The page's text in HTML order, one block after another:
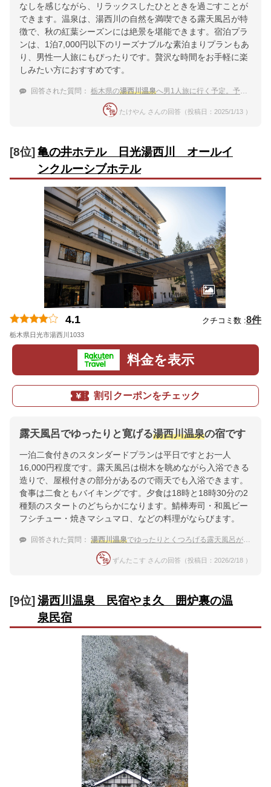
なしを感じながら、リラックスしたひとときを過ごすことが
できます。温泉は、湯西川の自然を満喫できる露天風呂が特
徴で、秋の紅葉シーズンには絶景を堪能できます。宿泊プラ
ンは、1泊7,000円以下のリーズナブルな素泊まりプランもあ
り、男性一人旅にもぴったりです。贅沢な時間をお手軽に楽
しみたい方におすすめです。
回答された質問： 栃木県の湯西川温泉へ男1人旅に行く予定。予算1泊7,000円以下で温泉宿を探し中。
たけやん さんの回答（投稿日：2025/1/13 ）
[8位]亀の井ホテル 日光湯西川 オールイ
ンクルーシブホテル
4.1 クチコミ数 :8件
栃木県日光市湯西川1033
料金を表示
割引クーポンをチェック
露天風呂でゆったりと寛げる湯西川温泉の宿です
一泊二食付きのスタンダードプランは平日ですとお一人
16,000円程度です。露天風呂は樹木を眺めながら入浴できる
造りで、屋根付きの部分があるので雨天でも入浴できます。
食事は二食ともバイキングです。夕食は18時と18時30分の2
種類のスタートのどちらかになります。鯖棒寿司・和風ビー
フシチュー・焼きマシュマロ、などの料理がならびます。
回答された質問： 湯西川温泉でゆったりとくつろげる露天風呂がある温泉宿
ずんたこす さんの回答（投稿日：2026/2/18 ）
[9位]湯西川温泉 民宿やま久 囲炉裏の温
泉民宿